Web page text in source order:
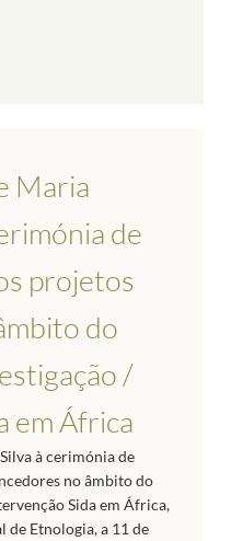
Maria
de
projetos
do
/
em África
à cerimónia de
no âmbito do
Sida em África,
de Etnologia, a 11 de